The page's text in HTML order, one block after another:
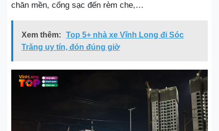
chăn mền, cổng sạc đến rèm che,…
Xem thêm:
Top 5+ nhà xe Vĩnh Long đi Sóc
Trăng uy tín, đón đúng giờ